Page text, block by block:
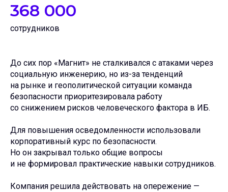
368 000
сотрудников
До сих пор «Магнит» не сталкивался с атаками через
социальную инженерию, но из-за тенденций
на рынке и геополитической ситуации команда
безопасности приоритезировала работу
со снижением рисков человеческого фактора в ИБ.
Для повышения осведомленности использовали
корпоративный курс по безопасности.
Но он закрывал только общие вопросы
и не формировал практические навыки сотрудников.
Компания решила действовать на опережение —